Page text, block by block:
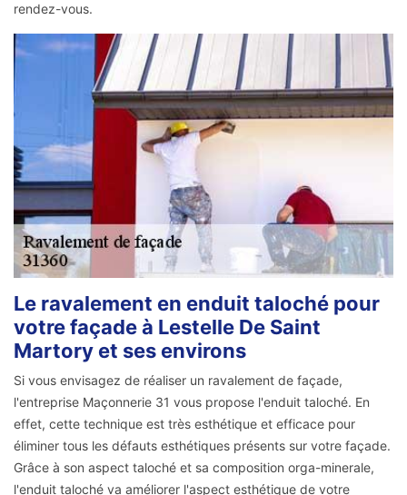
rendez-vous.
Le ravalement en enduit taloché pour
votre façade à Lestelle De Saint
Martory et ses environs
Si vous envisagez de réaliser un ravalement de façade,
l'entreprise Maçonnerie 31 vous propose l'enduit taloché. En
effet, cette technique est très esthétique et efficace pour
éliminer tous les défauts esthétiques présents sur votre façade.
Grâce à son aspect taloché et sa composition orga-minerale,
l'enduit taloché va améliorer l'aspect esthétique de votre